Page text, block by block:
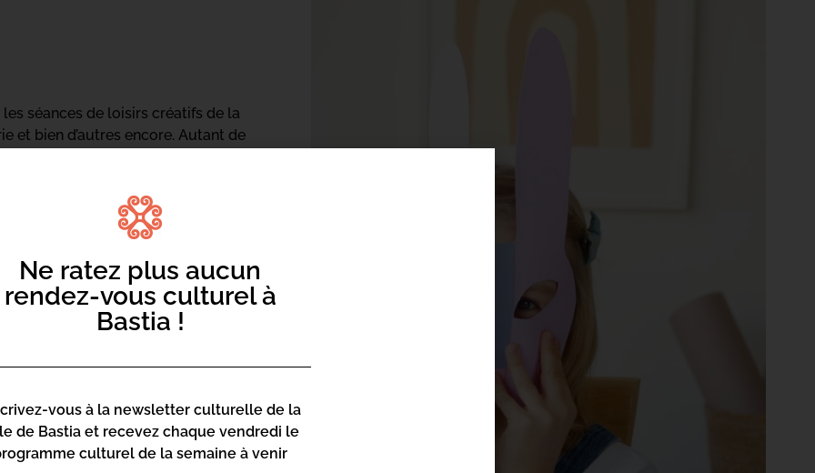
séances de loisirs créatifs de la
et bien d’autres encore. Autant de
Ne ratez plus aucun
rendez-vous culturel à
Bastia !
vous à la newsletter culturelle de la
de Bastia et recevez chaque vendredi le
culturel de la semaine à venir